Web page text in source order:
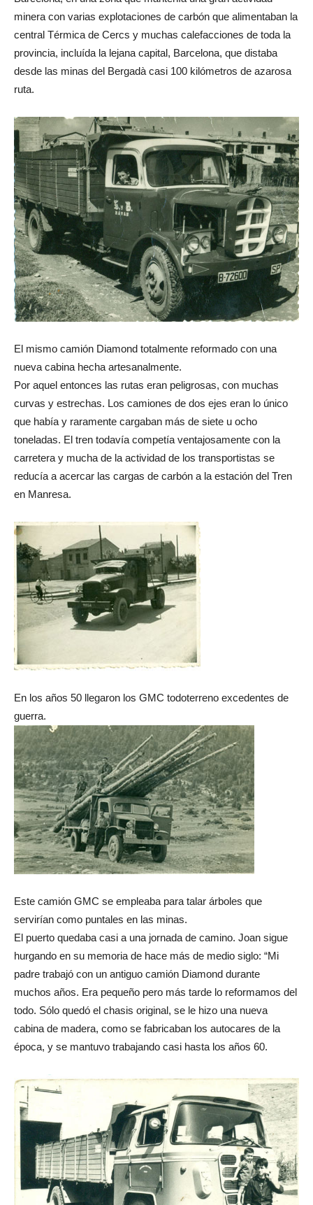
minera con varias explotaciones de carbón que alimentaban la
central Térmica de Cercs y muchas calefacciones de toda la
provincia, incluída la lejana capital, Barcelona, que distaba
desde las minas del Bergadà casi 100 kilómetros de azarosa
ruta.
El mismo camión Diamond totalmente reformado con una
nueva cabina hecha artesanalmente.
Por aquel entonces las rutas eran peligrosas, con muchas
curvas y estrechas. Los camiones de dos ejes eran lo único
que había y raramente cargaban más de siete u ocho
toneladas. El tren todavía competía ventajosamente con la
carretera y mucha de la actividad de los transportistas se
reducía a acercar las cargas de carbón a la estación del Tren
en Manresa.
En los años 50 llegaron los GMC todoterreno excedentes de
guerra.
Este camión GMC se empleaba para talar árboles que
servirían como puntales en las minas.
El puerto quedaba casi a una jornada de camino. Joan sigue
hurgando en su memoria de hace más de medio siglo: “Mi
padre trabajó con un antiguo camión Diamond durante
muchos años. Era pequeño pero más tarde lo reformamos del
todo. Sólo quedó el chasis original, se le hizo una nueva
cabina de madera, como se fabricaban los autocares de la
época, y se mantuvo trabajando casi hasta los años 60.